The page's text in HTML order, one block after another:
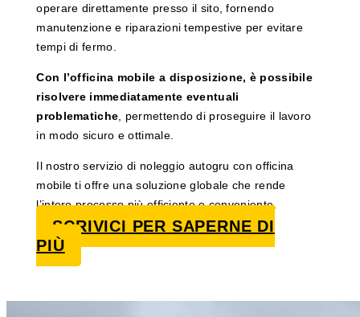
operare direttamente presso il sito, fornendo
manutenzione e riparazioni tempestive per evitare
tempi di fermo.
Con l’officina mobile a disposizione, è possibile
risolvere immediatamente eventuali
problematiche , permettendo di proseguire il lavoro
in modo sicuro e ottimale.
Il nostro servizio di noleggio autogru con officina
mobile ti offre una soluzione globale che rende
l’intero processo più efficiente e conveniente.
SCRIVICI PER SAPERNE DI
PIÙ